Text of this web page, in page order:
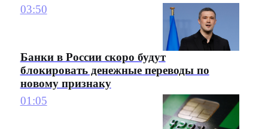
03:50
Банки в России скоро будут
блокировать денежные переводы по
новому признаку
01:05